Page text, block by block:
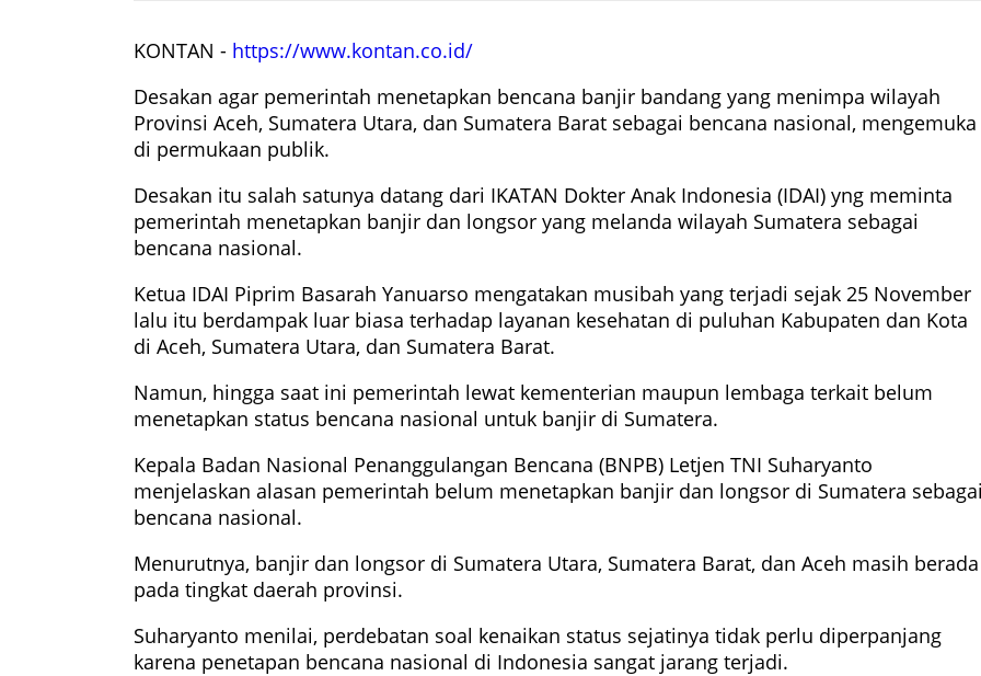
KONTAN - https://www.kontan.co.id/
Desakan agar pemerintah menetapkan bencana banjir bandang yang menimpa wilayah
Provinsi Aceh, Sumatera Utara, dan Sumatera Barat sebagai bencana nasional, mengemuka
di permukaan publik.
Desakan itu salah satunya datang dari IKATAN Dokter Anak Indonesia (IDAI) yng meminta
pemerintah menetapkan banjir dan longsor yang melanda wilayah Sumatera sebagai
bencana nasional.
Ketua IDAI Piprim Basarah Yanuarso mengatakan musibah yang terjadi sejak 25 November
lalu itu berdampak luar biasa terhadap layanan kesehatan di puluhan Kabupaten dan Kota
di Aceh, Sumatera Utara, dan Sumatera Barat.
Namun, hingga saat ini pemerintah lewat kementerian maupun lembaga terkait belum
menetapkan status bencana nasional untuk banjir di Sumatera.
Kepala Badan Nasional Penanggulangan Bencana (BNPB) Letjen TNI Suharyanto
menjelaskan alasan pemerintah belum menetapkan banjir dan longsor di Sumatera
bencana nasional.
Menurutnya, banjir dan longsor di Sumatera Utara, Sumatera Barat, dan Aceh masih berada
pada tingkat daerah provinsi.
Suharyanto menilai, perdebatan soal kenaikan status sejatinya tidak perlu diperpanjang
karena penetapan bencana nasional di Indonesia sangat jarang terjadi.